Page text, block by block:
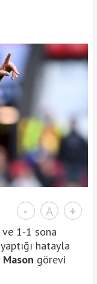
- A +
1-1 sona
hatayla
Mason görevi